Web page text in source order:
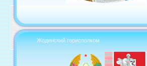
Жодинский горисполком